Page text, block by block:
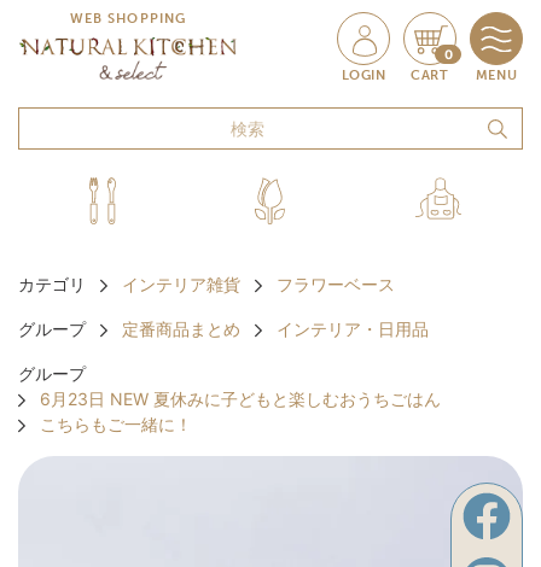
WEB SHOPPING
LOGIN
0
CART MENU
カテゴリ インテリア雑貨 フラワーベース
グループ 定番商品まとめ インテリア・日用品
グループ
6月23日 NEW 夏休みに子どもと楽しむおうちごはん
こちらもご一緒に！